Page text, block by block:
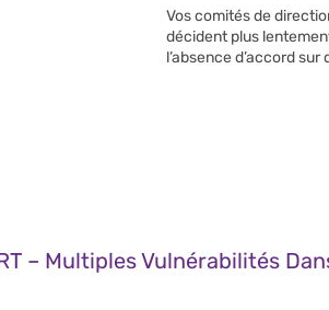
Vos comités de
décident plus
l’absence d’accord